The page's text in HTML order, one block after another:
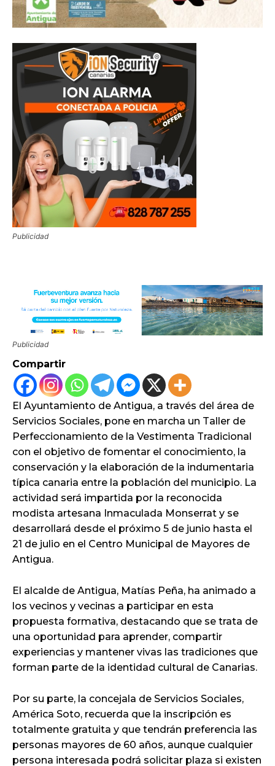
Publicidad
Publicidad
Compartir
El Ayuntamiento de Antigua, a través del área de
Servicios Sociales, pone en marcha un Taller de
Perfeccionamiento de la Vestimenta Tradicional
con el objetivo de fomentar el conocimiento, la
conservación y la elaboración de la indumentaria
típica canaria entre la población del municipio. La
actividad será impartida por la reconocida
modista artesana Inmaculada Monserrat y se
desarrollará desde el próximo 5 de junio hasta el
21 de julio en el Centro Municipal de Mayores de
Antigua.
El alcalde de Antigua, Matías Peña, ha animado a
los vecinos y vecinas a participar en esta
propuesta formativa, destacando que se trata de
una oportunidad para aprender, compartir
experiencias y mantener vivas las tradiciones que
forman parte de la identidad cultural de Canarias.
Por su parte, la concejala de Servicios Sociales,
América Soto, recuerda que la inscripción es
totalmente gratuita y que tendrán preferencia las
personas mayores de 60 años, aunque cualquier
persona interesada podrá solicitar plaza si existen